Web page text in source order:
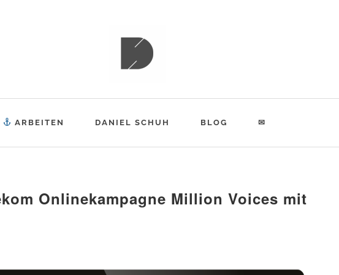
ARBEITEN DANIEL SCHUH BLOG ✉
Onlinekampagne Million Voices mit